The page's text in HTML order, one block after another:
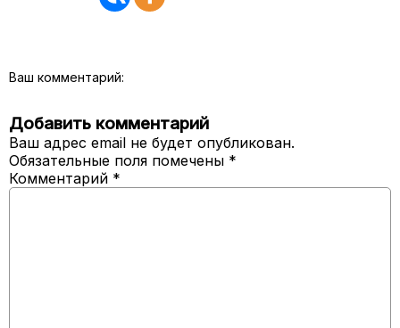
Ваш комментарий:
Добавить комментарий
Ваш адрес email не будет опубликован.
Обязательные поля помечены *
Комментарий *